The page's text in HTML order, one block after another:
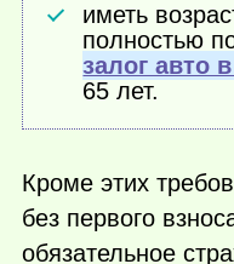
иметь
полностью
залог авто
65 лет.
Кроме этих
без первого
обязательное